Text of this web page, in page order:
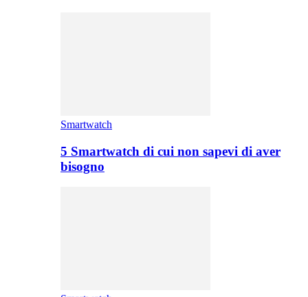
Smartwatch
5 Smartwatch di cui non sapevi di aver
bisogno